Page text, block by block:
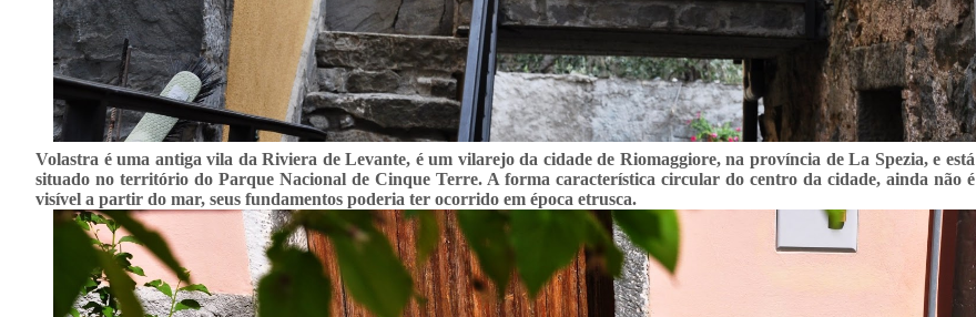
Volastra é uma antiga vila da Riviera de Levante, é um vilarejo da cidade de Riomaggiore, na província de La Spezia, e está
situado no território do Parque Nacional de Cinque Terre. A forma característica circular do centro da cidade, ainda não é
visível a partir do mar, seus fundamentos poderia ter ocorrido em época etrusca.